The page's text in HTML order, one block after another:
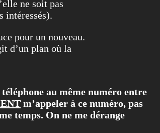
ne soit pas
intéressés).
pour un nouveau.
d’un plan où la
téléphone au même numéro entre
m’appeler à ce numéro, pas
temps. On ne me dérange